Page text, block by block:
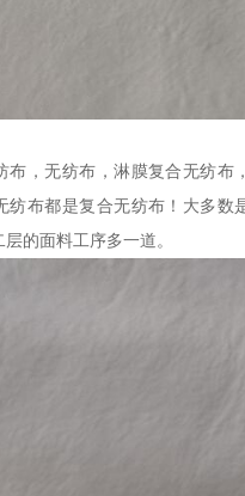
布，无纺布，淋膜复合无纺布
纺布都是复合无纺布！大多数
的面料工序多一道。